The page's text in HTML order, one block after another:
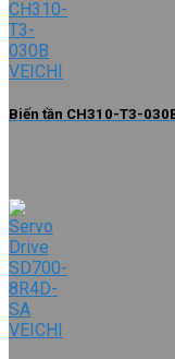
Biến tần CH310-T3-